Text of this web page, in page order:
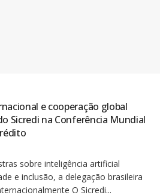
e cooperação global
Sicredi na Conferência Mundial
sobre inteligência artificial
e inclusão, a delegação brasileira
O Sicredi...